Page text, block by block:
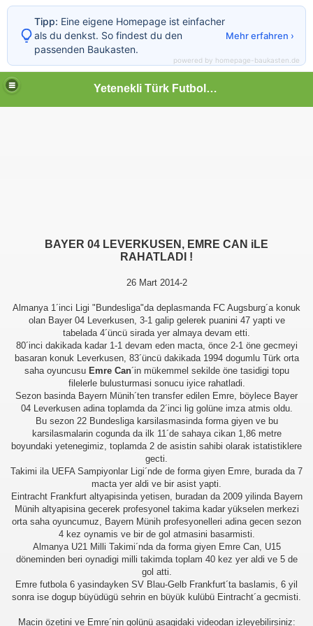
Yetenekli Türk Futbolcular
BAYER 04 LEVERKUSEN, EMRE CAN iLE
RAHATLADI !
26 Mart 2014-2
Almanya 1´inci Ligi "Bundesliga"da deplasmanda FC Augsburg´a konuk
olan Bayer 04 Leverkusen, 3-1 galip gelerek puanini 47 yapti ve
tabelada 4´üncü sirada yer almaya devam etti.
80´inci dakikada kadar 1-1 devam eden macta, önce 2-1 öne gecmeyi
basaran konuk Leverkusen, 83´üncü dakikada 1994 dogumlu Türk orta
saha oyuncusu Emre Can´in mükemmel sekilde öne tasidigi topu
filelerle bulusturmasi sonucu iyice rahatladi.
Sezon basinda Bayern Münih´ten transfer edilen Emre, böylece Bayer
04 Leverkusen adina toplamda da 2´inci lig golüne imza atmis oldu.
Bu sezon 22 Bundesliga karsilasmasinda forma giyen ve bu
karsilasmalarin cogunda da ilk 11´de sahaya cikan 1,86 metre
boyundaki yetenegimiz, toplamda 2 de asistin sahibi olarak istatistiklere
gecti.
Takimi ila UEFA Sampiyonlar Ligi´nde de forma giyen Emre, burada da 7
macta yer aldi ve bir asist yapti.
Eintracht Frankfurt altyapisinda yetisen, buradan da 2009 yilinda Bayern
Münih altyapisina gecerek profesyonel takima kadar yükselen merkezi
orta saha oyuncumuz, Bayern Münih profesyonelleri adina gecen sezon
4 kez oynamis ve bir de gol atmasini basarmisti.
Almanya U21 Milli Takimi´nda da forma giyen Emre Can, U15
döneminden beri oynadigi milli takimda toplam 40 kez yer aldi ve 5 de
gol atti.
Emre futbola 6 yasindayken SV Blau-Gelb Frankfurt´ta baslamis, 6 yil
sonra ise dogup büyüdügü sehrin en büyük kulübü Eintracht´a gecmisti.
Macin özetini ve Emre´nin golünü asagidaki videodan izleyebilirsiniz:
Tipp: Eine eigene Homepage ist einfacher
als du denkst. So findest du den
passenden Baukasten.
Mehr erfahren ›
powered by homepage-baukasten.de